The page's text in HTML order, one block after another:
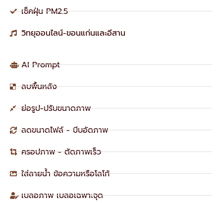
เช็คฝุ่น PM2.5
วิทยุออนไลน์-ขอนแก่นและอีสาน
AI Prompt
ลบพื้นหลัง
ย่อรูป-ปรับขนาดภาพ
ลดขนาดไฟล์ - บีบอัดภาพ
ครอปภาพ - ตัดภาพเร็ว
ใส่ลายน้ำ ข้อความหรือโลโก้
เบลอภาพ เบลอเฉพาะจุด